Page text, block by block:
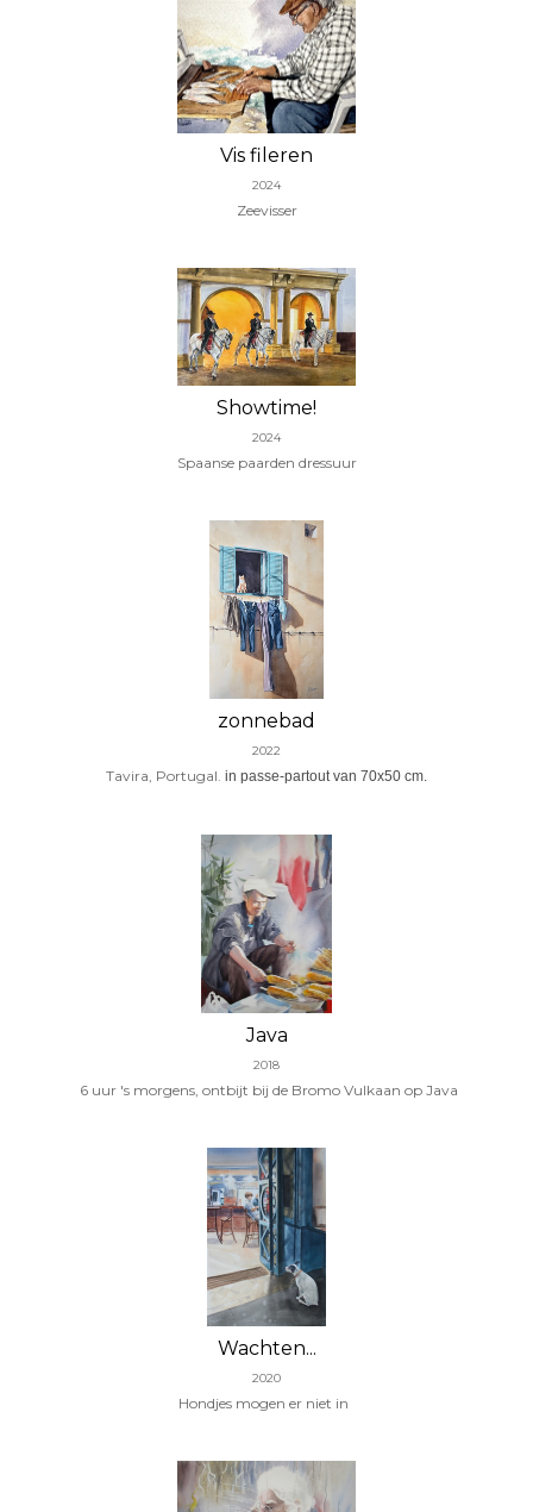
Vis fileren
2024
Zeevisser
Showtime!
2024
Spaanse paarden dressuur
zonnebad
2022
Tavira, Portugal. in passe-partout van 70x50 cm.
Java
2018
6 uur 's morgens, ontbijt bij de Bromo Vulkaan op Java
Wachten...
2020
Hondjes mogen er niet in